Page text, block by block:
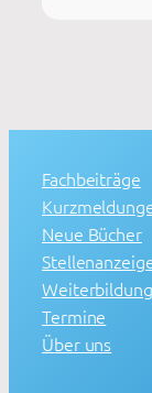
Fachbeiträge
Neue Bücher
Termine
Über uns